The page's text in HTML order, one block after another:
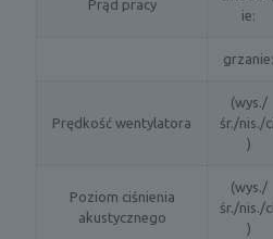
Prąd pracy
ie:
grzanie:
Prędkość wentylatora
(wys./
śr./nis./ci.
)
Poziom ciśnienia
akustycznego
(wys./
śr./nis./ci.
)